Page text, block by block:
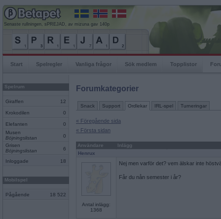
Senaste rullningen, sPREJAD, av mizuna gav 140p
Start Spelregler Vanliga frågor Sök medlem Topplistor
Spelrum
Giraffen 12
Krokodilen 0
Elefanten
0
Musen
Böjningslistan
0
Grisen
Böjningslistan
6
Inloggade 18
Mobilspel
Pågående 18 522
Forumkategorier
Snack Support Ordlekar IRL-spel Turneringar
« Föregående sida
« Första sidan
Användare
Inlägg
Henrux
Antal inlägg:
1368
Nej men varför det? vem älskar inte
Får du nån semester i år?